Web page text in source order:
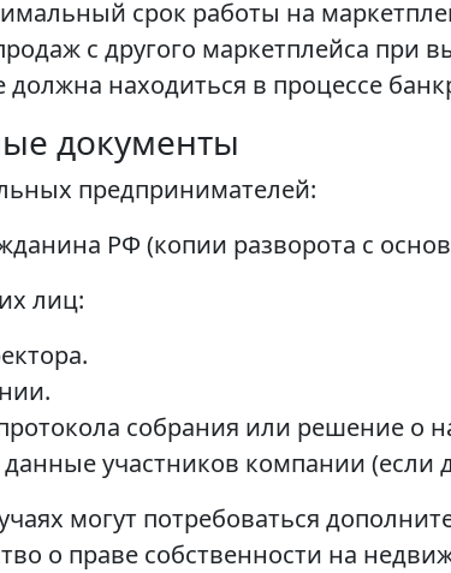
срок работы на
с другого маркетплейса при
находиться в процессе
документы
предпринимателей:
РФ (копии разворота с
лиц:
собрания или решение о
участников компании (если
могут потребоваться
о праве собственности на